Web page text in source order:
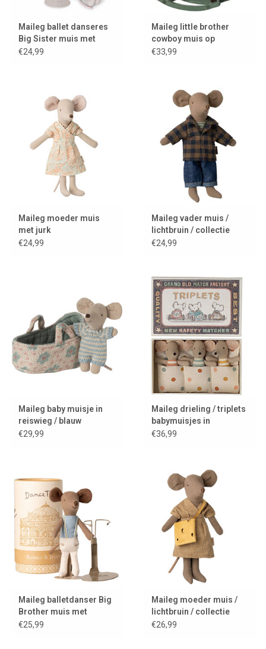
Maileg ballet danseres
Big Sister muis met
standaard en
€24,99
Maileg little brother
cowboy muis op
hobbelpaard
€33,99
Maileg moeder muis
met jurk
€24,99
Maileg vader muis /
lichtbruin / collectie
2025
€24,99
Maileg baby muisje in
reiswieg / blauw
€29,99
Maileg drieling / triplets
babymuisjes in
luciferdoos
€36,99
Maileg balletdanser Big
Brother muis met
standaard en
€25,99
Maileg moeder muis /
lichtbruin / collectie
2025
€26,99